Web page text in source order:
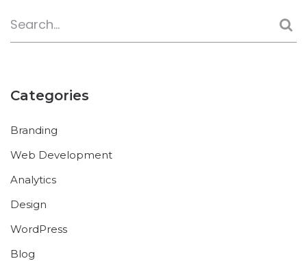
Categories
Branding
Web Development
Analytics
Design
WordPress
Blog